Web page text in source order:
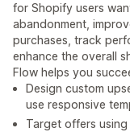
for Shopify users
abandonment,
purchases, track
enhance the overall
Flow helps you
Design custom
use responsive
Target offers